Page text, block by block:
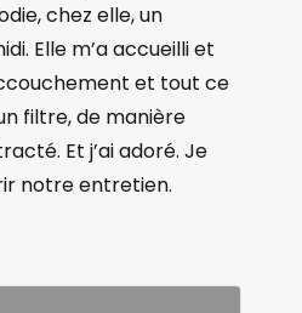
chez elle, un
Elle m’a accueilli et
et tout ce
filtre, de manière
Et j’ai adoré. Je
notre entretien.